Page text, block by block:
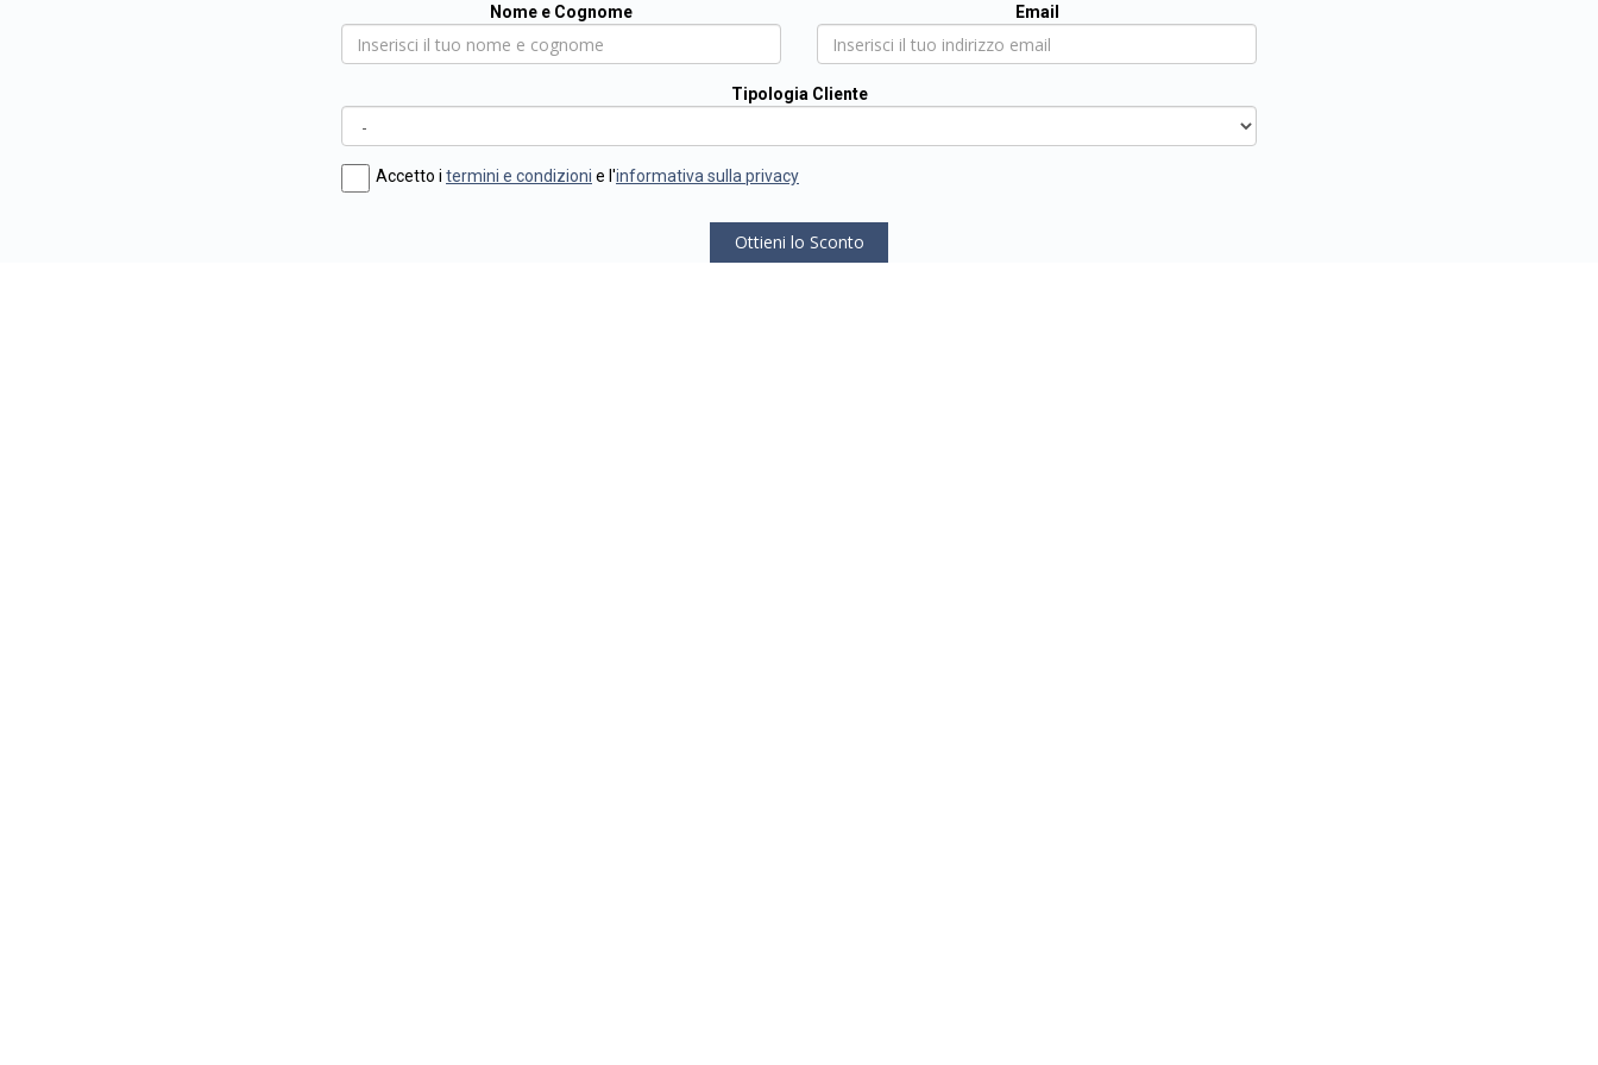
Nome e Cognome Email
Tipologia Cliente
Accetto i termini e condizioni e l'informativa sulla privacy
Ottieni lo Sconto